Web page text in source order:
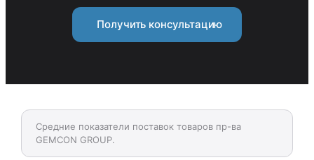
Получить консультацию
Средние показатели поставок товаров пр-ва
GEMCON GROUP.